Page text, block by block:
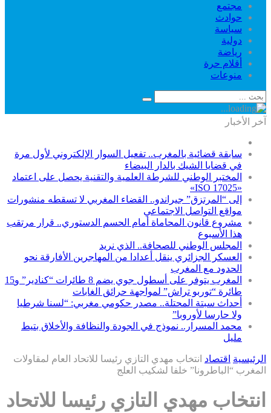
مجتمع
حوادث
سياسة
دولية
رياضة
أقلام حرة
منوعات
آخر الأخبار
سابقة قضائية بالمغرب.. تفعيل السوار الإلكتروني لأول مرة
في قضايا الشيك بالدار البيضاء
المختبر الوطني للشرطة العلمية والتقنية يحصل على اعتماد
«ISO 17025»
إلى “المرتزق” جيراندو.. القضاء المغربي لا تسقطه منشورات
مواقع التواصل الاجتماعي
مشروع قانون المحاماة أمام الحسم الدستوري.. قرار مرتقب
هذا الأسبوع
المجلس الوطني للصحافة.. الذي نريد
العسكر الجزائري ينقل أعدادا من المهاجرين الأفارقة نحو
الحدود مع المغرب
المغرب يتوفر على أسطول جوي يضم 8 طائرات “كنادير” و15
طائرة “توربو تراش” لمواجهة حرائق الغابات
أحداث سبتة المحتلة.. مصدر حكومي مغربي: “لسنا شرطيا
ولا حارسا لأوروبا”
محمد المسرار.. نموذج في الجودة والنظافة والأخلاق بتيط
مليل
الرئيسية اقتصاد انتخاب مهدي التازي رئيسا للاتحاد العام لمقاولات
المغرب “الباطرونا” خلفا لشكيب العلج
انتخاب مهدي التازي رئيسا للاتحاد